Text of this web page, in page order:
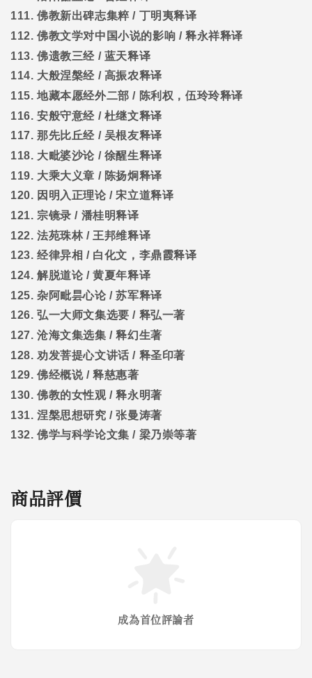
111. 佛教新出碑志集粹/ 丁明夷释译
112. 佛教文学对中国小说的影响 /释永祥释译
113. 佛遗教三经 / 蓝天释译
114. 大般涅槃经 / 高振农释译
115. 地藏本愿经外二部 / 陈利权，伍玲玲释译
116. 安般守意经 / 杜继文释译
117. 那先比丘经 / 吴根友释译
118. 大毗婆沙论 / 徐醒生释译
119. 大乘大义章 / 陈扬炯释译
120. 因明入正理论/宋立道释译
121. 宗镜录 / 潘桂明释译
122. 法苑珠林/ 王邦维释译
123. 经律异相 / 白化文，李鼎霞释译
124. 解脱道论/黄夏年释译
125. 杂阿毗昙心论/苏军释译
126. 弘一大师文集选要 / 释弘一著
127. 沧海文集选集 /释幻生著
128. 劝发菩提心文讲话 / 释圣印著
129. 佛经概说/释慈惠著
130. 佛教的女性观/释永明著
131. 涅槃思想研究 /张曼涛著
132. 佛学与科学论文集 / 梁乃崇等著
商品評價
成為首位評論者